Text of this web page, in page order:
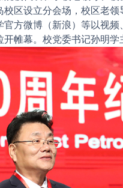
区设立分会场，校区老
方微博（新浪）等以视频
幕。校党委书记孙明学